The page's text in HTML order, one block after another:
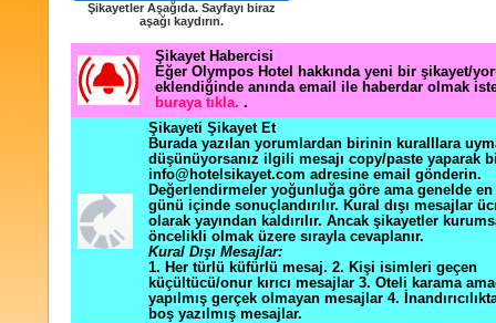
Şikayetler Aşağıda. Sayfayı biraz
aşağı kaydırın.
Şikayet Habercisi
Eğer Olympos Hotel hakkında yeni bir şikayet/
eklendiğinde anında email ile haberdar olmak
buraya tıkla. .
Şikayeti Şikayet Et
Burada yazılan yorumlardan birinin kuralllara
düşünüyorsanız ilgili mesajı copy/paste yaparak
info@hotelsikayet.com adresine email gönderin.
Değerlendirmeler yoğunluğa göre ama genelde
günü içinde sonuçlandırılır. Kural dışı mesajlar
olarak yayından kaldırılır. Ancak şikayetler
öncelikli olmak üzere sırayla cevaplanır.
Kural Dışı Mesajlar:
1. Her türlü küfürlü mesaj. 2. Kişi isimleri geçen
küçültücü/onur kırıcı mesajlar 3. Oteli karama
yapılmış gerçek olmayan mesajlar 4.
boş yazılmış mesajlar.